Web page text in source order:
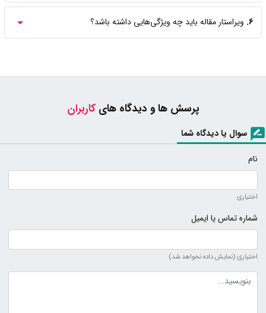
6. ویراستار مقاله باید چه ویژگی‌هایی داشته باشد؟
پرسش ها و دیدگاه هایکاربران
سوال یا دیدگاه شما
نام
اختیاری
شماره تماس یا ایمیل
اختیاری (نمایش داده نخواهد شد)
متن دیدگاه